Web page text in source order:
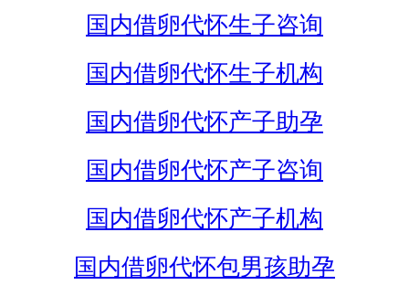
国内借卵代怀生子咨询
国内借卵代怀生子机构
国内借卵代怀产子助孕
国内借卵代怀产子咨询
国内借卵代怀产子机构
国内借卵代怀包男孩助孕